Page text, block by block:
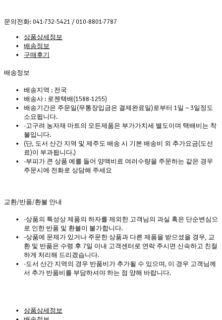
문의전화: 041-732-5421 / 010-8801-7787
상품상세정보
배송정보
구매후기
배송정보
배송지역 : 전국
배송사 : 로젠택배(1588-1255)
배송기간은 주문일(무통장입금은 결제완료일)로부터 1일 ~ 3일정도
소요됩니다.
-고구려 농자재 마트의 모든제품은 부가가치세 별도이며 택배비는 착
불입니다.
(단, 도서 산간 지역 및 제주도 배송 시 기본 배송비 외 추가요금(도선
료)이 부과됩니다.)
-부피가 큰 상품 예를 들어 양액비료 여러수량을 주문하는 같은 경우
주문시에 전화로 상담해 주세요
교환/반품/환불 안내
-상품의 특성상 제품의 하자를 제외한 고객님의 과실 혹은 단순변심으
로 인한 반품 및 환불이 불가합니다.
-상품에 문제가 있거나 주문한 상품과 다른 제품을 받으셨을 경우, 교
환 및 반품은 수령 후 7일 이내 고객센터로 연락 주시면 신속하고 친절
하게 처리해 드리겠습니다.
-도서 산간 지역의 경우 반품비가 추가될 수 있으며, 이 경우 고객님께
서 추가 반품비를 부담하셔야 하는 점 양해 바랍니다.
상품상세정보